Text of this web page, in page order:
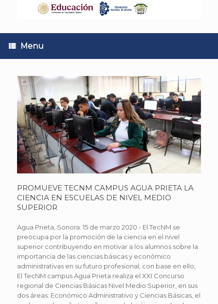
Menu
PROMUEVE TECNM CAMPUS AGUA PRIETA LA
CIENCIA EN ESCUELAS DE NIVEL MEDIO
SUPERIOR
Agua Prieta, Sonora. 15 de marzo 2020.- El TecNM se
preocupa por la promoción de la ciencia en el nivel
superior contribuyendo en motivar a los alumnos sobre la
importancia de las ciencias básicas y económico
administrativas en su futuro profesional, con base en ello,
El TecNM campus Agua Prieta realiza el XXI Concurso
regional de Ciencias Básicas Nivel Medio Superior, en sus
dos áreas: Económico Administrativo y Ciencias Básicas, el